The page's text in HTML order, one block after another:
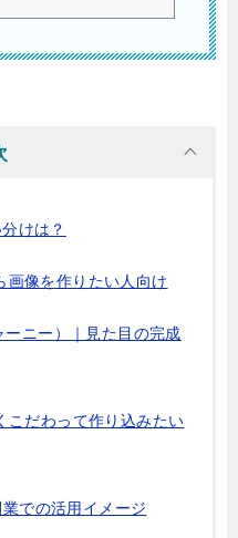
えるのか」はかなり重要なポイント
けは？
画像を作りたい人向け
ニー）｜見た目の完成
だわって作り込みたい
での活用イメージ